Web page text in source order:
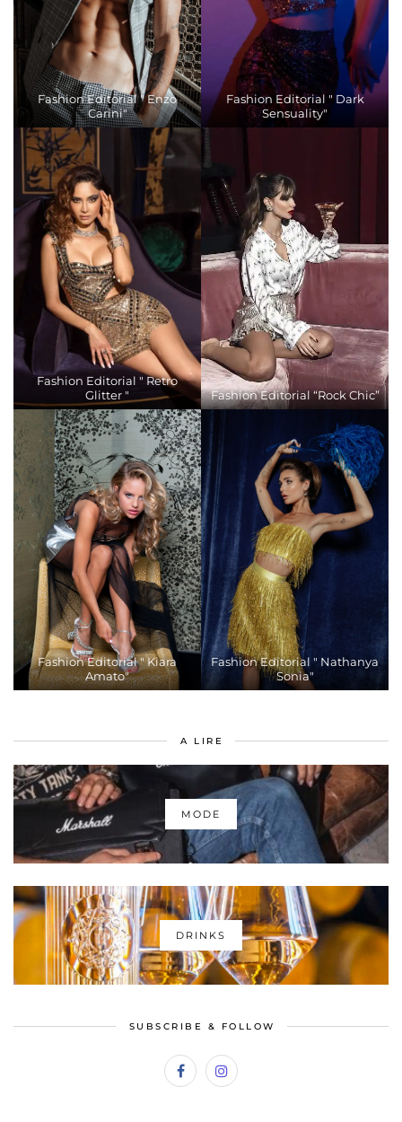
Fashion Editorial " Enzo
Carini"
Fashion Editorial " Dark
Sensuality"
Fashion Editorial " Retro
Glitter "
Fashion Editorial “Rock Chic”
Fashion Editorial " Kiara
Amato"
Fashion Editorial " Nathanya
Sonia"
A LIRE
MODE
DRINKS
SUBSCRIBE & FOLLOW